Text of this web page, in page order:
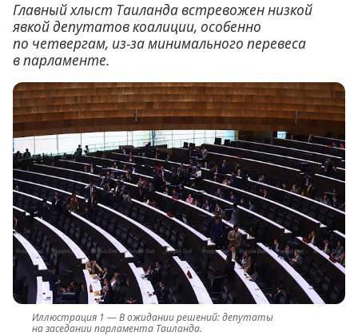
Главный хлыст Таиланда встревожен низкой
явкой депутатов коалиции, особенно
по четвергам, из-за минимального перевеса
в парламенте.
В ожидании решений: депутаты
на заседании парламента Таиланда.